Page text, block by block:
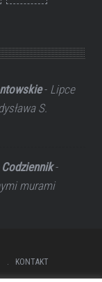
- Lipce
S.
-
murami
KONTAKT